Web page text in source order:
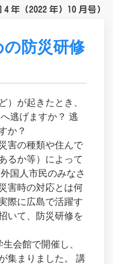
防災研修
が起きたとき、
逃げますか？ 逃
か？
害の種類や住んで
るか等）によって
国人市民のみなさ
害時の対応とは何
際に広島で活躍す
いて、防災研修を
会館で開催し、
集まりました。 講